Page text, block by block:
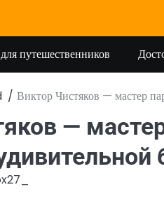
путешественников
Виктор Чистяков — мастер
—